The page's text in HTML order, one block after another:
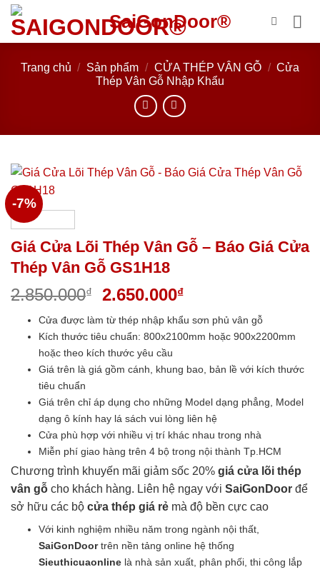
Bỏ
qua
nội
dung
SaiGonDoor®
Trang chủ / Sản phẩm / CỬA THÉP VÂN GỖ / Cửa
Thép Vân Gỗ Nhập Khẩu
-7%
Giá Cửa Lõi Thép Vân Gỗ – Báo Giá Cửa
Thép Vân Gỗ GS1H18
2.850.000₫
Giá
là:
2.850.000₫.
2.650.000₫Giá
tại
là:
2.650.000₫.
Cửa được làm từ thép nhập khẩu sơn phủ vân gỗ
Kích thước tiêu chuẩn: 800x2100mm hoặc 900x2200mm
hoặc theo kích thước yêu cầu
Giá trên là giá gồm cánh, khung bao, bản lề với kích thước
tiêu chuẩn
Giá trên chỉ áp dụng cho những Model dạng phẳng, Model
dạng ô kính hay lá sách vui lòng liên hệ
Cửa phù hợp với nhiều vị trí khác nhau trong nhà
Miễn phí giao hàng trên 4 bộ trong nội thành Tp.HCM
Chương trình khuyến mãi giảm sốc 20% giá cửa lõi thép
vân gỗ cho khách hàng. Liên hệ ngay với SaiGonDoor để
sở hữu các bộ cửa thép giá rẻ mà độ bền cực cao
Với kinh nghiệm nhiều năm trong ngành nội thất,
SaiGonDoortrên nền tảng online hệ thống
Sieuthicuaonlinelà nhà sản xuất, phân phối, thi công lắp